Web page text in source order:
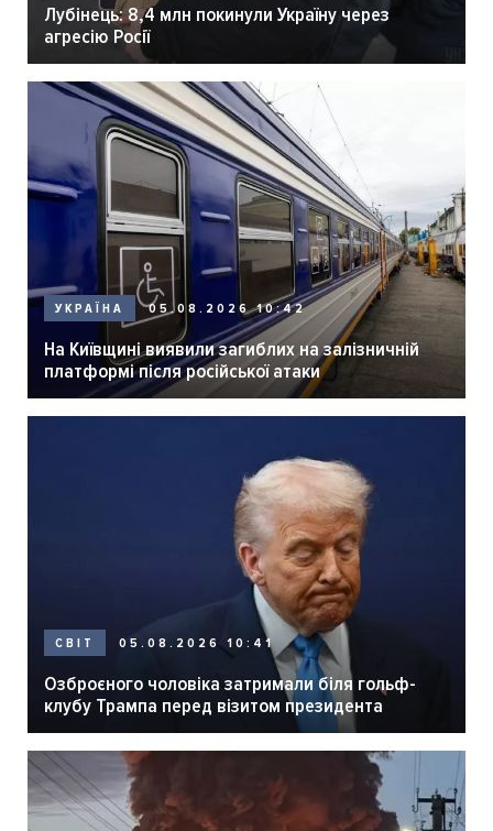
Лубінець: 8,4 млн покинули Україну через
агресію Росії
УКРАЇНА 05.08.2026 10:42
На Київщині виявили загиблих на залізничній
платформі після російської атаки
СВІТ 05.08.2026 10:41
Озброєного чоловіка затримали біля гольф-
клубу Трампа перед візитом президента